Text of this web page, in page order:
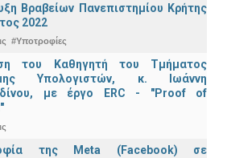
Βραβείων Πανεπιστημίου Κρήτης
2022
#Υποτροφίες
του Καθηγητή του Τμήματος
Υπολογιστών, κ. Ιωάννη
με έργο ERC - "Proof of
της Meta (Facebook) σε